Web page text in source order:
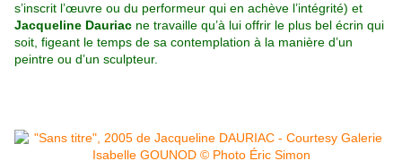
s’inscrit l’œuvre ou du performeur qui en achève l’intégrité) et
Jacqueline Dauriac ne travaille qu’à lui offrir le plus bel écrin qui
soit, figeant le temps de sa contemplation à la manière d’un
peintre ou d’un sculpteur.